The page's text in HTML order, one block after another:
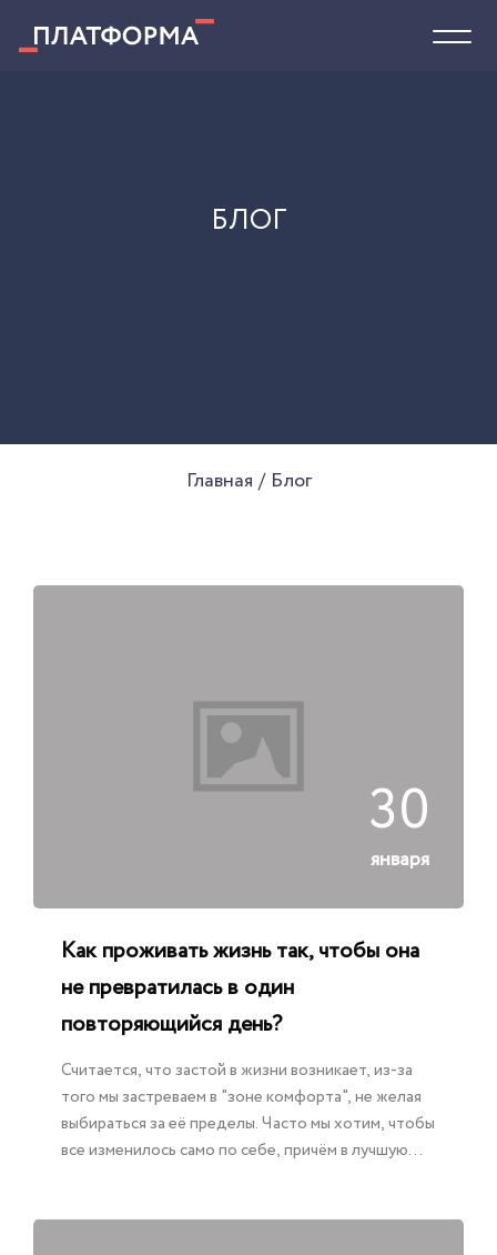
БЛОГ
Главная Блог
30
января
Как проживать жизнь так, чтобы она
не превратилась в один
повторяющийся день?
Считается, что застой в жизни возникает, из-за
того мы застреваем в "зоне комфорта", не желая
выбираться за её пределы. Часто мы хотим, чтобы
все изменилось само по себе, причём в лучшую